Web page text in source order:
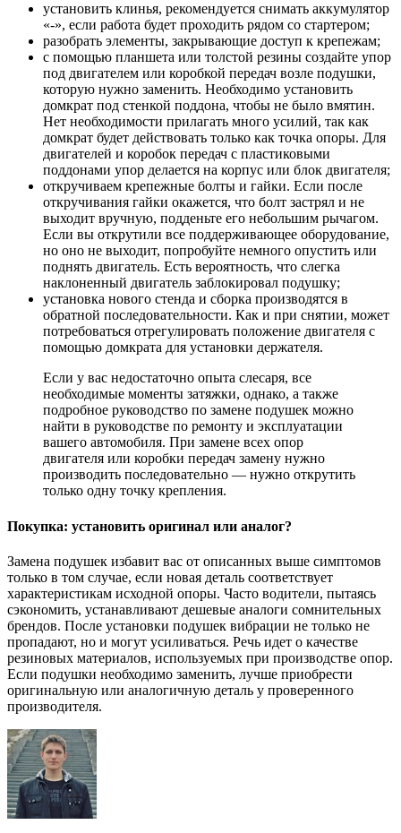
установить клинья, рекомендуется снимать аккумулятор
«-», если работа будет проходить рядом со стартером;
разобрать элементы, закрывающие доступ к крепежам;
с помощью планшета или толстой резины создайте упор
под двигателем или коробкой передач возле подушки,
которую нужно заменить. Необходимо установить
домкрат под стенкой поддона, чтобы не было вмятин.
Нет необходимости прилагать много усилий, так как
домкрат будет действовать только как точка опоры. Для
двигателей и коробок передач с пластиковыми
поддонами упор делается на корпус или блок двигателя;
откручиваем крепежные болты и гайки. Если после
откручивания гайки окажется, что болт застрял и не
выходит вручную, подденьте его небольшим рычагом.
Если вы открутили все поддерживающее оборудование,
но оно не выходит, попробуйте немного опустить или
поднять двигатель. Есть вероятность, что слегка
наклоненный двигатель заблокировал подушку;
установка нового стенда и сборка производятся в
обратной последовательности. Как и при снятии, может
потребоваться отрегулировать положение двигателя с
помощью домкрата для установки держателя.
Если у вас недостаточно опыта слесаря, все
необходимые моменты затяжки, однако, а также
подробное руководство по замене подушек можно
найти в руководстве по ремонту и эксплуатации
вашего автомобиля. При замене всех опор
двигателя или коробки передач замену нужно
производить последовательно — нужно открутить
только одну точку крепления.
Покупка: установить оригинал или аналог?
Замена подушек избавит вас от описанных выше симптомов
только в том случае, если новая деталь соответствует
характеристикам исходной опоры. Часто водители, пытаясь
сэкономить, устанавливают дешевые аналоги сомнительных
брендов. После установки подушек вибрации не только не
пропадают, но и могут усиливаться. Речь идет о качестве
резиновых материалов, используемых при производстве опор.
Если подушки необходимо заменить, лучше приобрести
оригинальную или аналогичную деталь у проверенного
производителя.